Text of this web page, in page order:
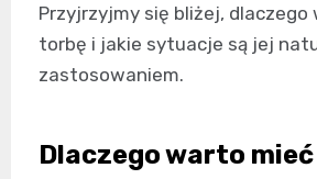
Przyjrzyjmy się bliżej,
torbę i jakie sytuacje są jej
zastosowaniem.
Dlaczego warto